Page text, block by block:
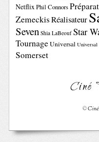
NetflixPhil Connors
ZemeckisRéalisateur
Seven Shia LaBeouf Star
TournageUniversal Universal
Somerset
Ciné
©